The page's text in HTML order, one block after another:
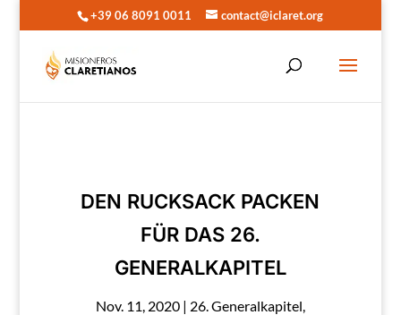
+39 06 8091 0011 contact@iclaret.org
DEN RUCKSACK PACKEN
FÜR DAS 26.
GENERALKAPITEL
Nov. 11, 2020| 26. Generalkapitel,